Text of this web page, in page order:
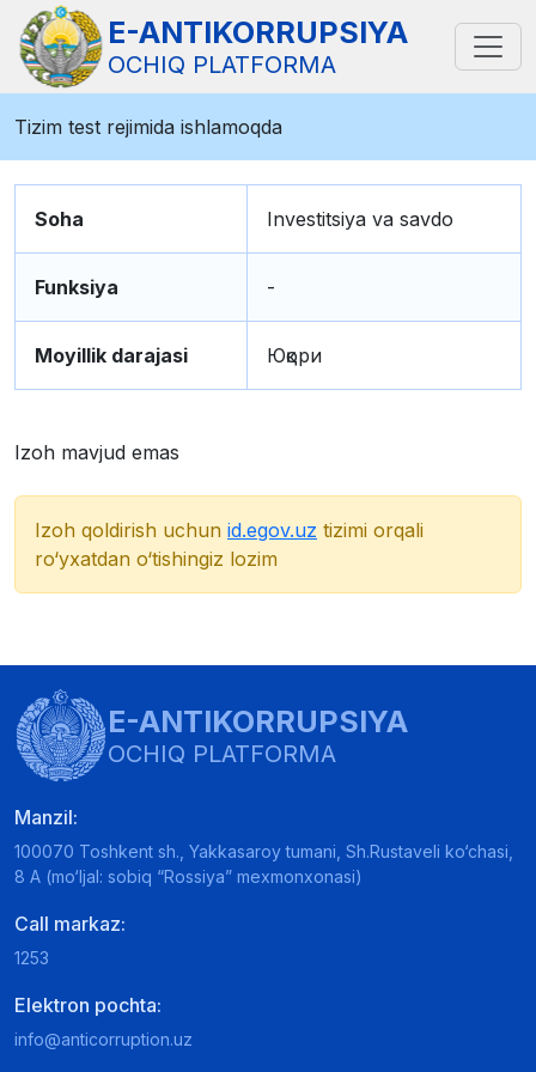
E-ANTIKORRUPSIYA
OCHIQ PLATFORMA
Tizim test rejimida ishlamoqda
Soha Investitsiya va savdo
Funksiya -
Moyillik darajasi Юқори
Izoh mavjud emas
Izoh qoldirish uchun id.egov.uz tizimi orqali
ro‘yxatdan o‘tishingiz lozim
E-ANTIKORRUPSIYA
OCHIQ PLATFORMA
Manzil:
100070 Toshkent sh., Yakkasaroy tumani, Sh.Rustaveli ko‘chasi,
8 A (mo‘ljal: sobiq “Rossiya” mexmonxonasi)
Call markaz:
1253
Elektron pochta:
info@anticorruption.uz